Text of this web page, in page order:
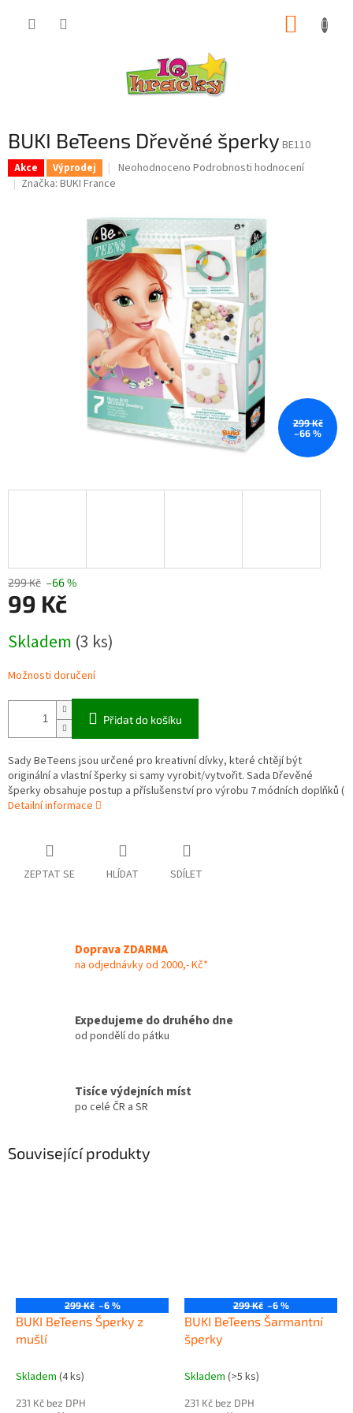
BUKI BeTeens Dřevěné šperky BE110
Akce Výprodej
Průměrné
0,0
z
5
hvězdiček.
Neohodnoceno Podrobnosti hodnocení
Značka: BUKI France
299 Kč
–66 %
299 Kč –66 %
99 Kč
cena:
Skladem (3 ks)
Možnosti doručení
Přidat do košíku
Sady BeTeens jsou určené pro kreativní dívky, které chtějí být
originální a vlastní šperky si samy vyrobit/vytvořit. Sada Dřevěné
šperky obsahuje postup a příslušenství pro výrobu 7 módních doplňků (
Detailní informace
ZEPTAT SE HLÍDAT SDÍLET
Doprava ZDARMA
na odjednávky od 2000,- Kč*
Expedujeme do druhého dne
od pondělí do pátku
Tisíce výdejních míst
po celé ČR a SR
Související produkty
299 Kč –6 %
BUKI BeTeens Šperky z
mušlí
Skladem (4 ks)
231 Kč bez DPH
299 Kč –6 %
BUKI BeTeens Šarmantní
šperky
Skladem (>5 ks)
231 Kč bez DPH